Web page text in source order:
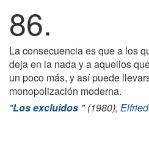
86.
La consecuencia es que a los
deja en la nada y a aquellos
un poco más, y así puede
monopolización moderna.
"Los excluidos " (1980),